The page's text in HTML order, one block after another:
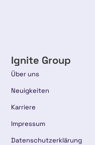
Ignite Group
Über uns
Neuigkeiten
Karriere
Impressum
Datenschutzerklärung